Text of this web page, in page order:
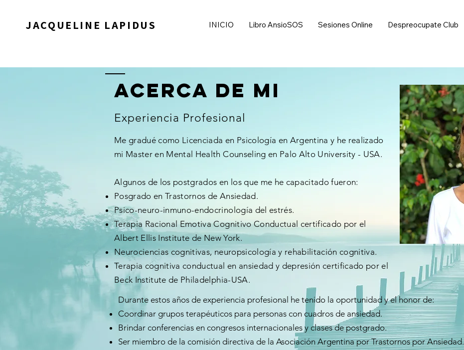
INICIO Libro AnsioSOS Sesiones Online Despreocupate Club
JACQUELINE LAPIDUS
Acerca de mi
Experiencia Profesional
Me gradué como Licenciada en Psicología en Argentina y he realizado
mi Master en Mental Health Counseling en Palo Alto University - USA.
Algunos de los postgrados en los que me he capacitado fueron:
Posgrado en Trastornos de Ansiedad.
Psico-neuro-inmuno-endocrinología del estrés.
Terapia Racional Emotiva Cognitivo Conductual certificado por el
Albert Ellis Institute de New York.
Neurociencias cognitivas, neuropsicología y rehabilitación cognitiva.
Terapia cognitiva conductual en ansiedad y depresión certificado por el
Beck Institute de Philadelphia-USA.
Durante estos años de experiencia profesional he tenido la oportunidad y el honor de:
Coordinar grupos terapéuticos para personas con cuadros de ansiedad.
Brindar conferencias en congresos internacionales y clases de postgrado.
Ser miembro de la comisión directiva de la Asociación Argentina por Trastornos por Ansiedad.